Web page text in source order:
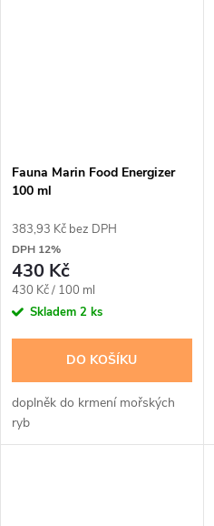
Fauna Marin Food Energizer
100 ml
383,93 Kč bez DPH
DPH 12%
430 Kč
Měrná
cena:
430 Kč / 100 ml
Skladem 2 ks
DO KOŠÍKU
doplněk do krmení mořských
ryb